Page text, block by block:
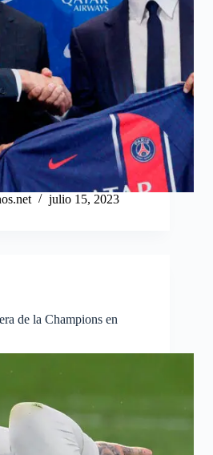
julio 15, 2023
de la Champions en